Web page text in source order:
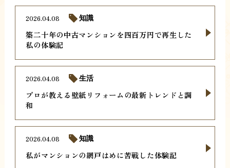
築二十年の中古マンションを四百万円で再生した
私の体験記
2026.04.08 知識
プロが教える壁紙リフォームの最新トレンドと調
和
2026.04.08 生活
私がマンションの網戸はめに苦戦した体験記
2026.04.08 知識